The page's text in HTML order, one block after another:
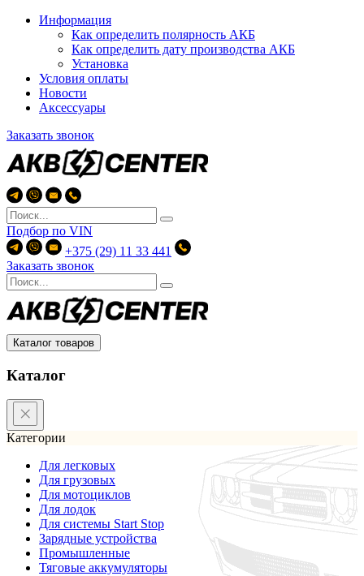
Информация
Как определить полярность АКБ
Как определить дату производства АКБ
Установка
Условия оплаты
Новости
Аксессуары
Заказать звонок
Подбор по VIN
+375 (29) 11 33 441
Заказать звонок
Каталог товаров
Каталог
Категории
Для легковых
Для грузовых
Для мотоциклов
Для лодок
Для системы Start Stop
Зарядные устройства
Промышленные
Тяговые аккумуляторы